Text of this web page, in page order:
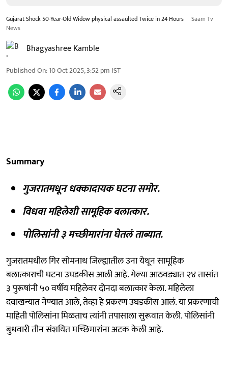
Gujarat Shock 50-Year-Old Widow physical assaulted Twice in 24 Hours
Saam Tv
News
Bhagyashree Kamble
Published On:10 Oct 2025, 3:52 pm IST
Summary
गुजरातमधून धक्कादायक घटना समोर.
विधवा महिलेशी सामूहिक बलात्कार.
पोलिसांनी ३ मच्छीमारांना घेतलं ताब्यात.
गुजरातमधील गिर सोमनाथ जिल्ह्यातील उना येथून सामूहिक
बलात्काराची घटना उघडकीस आली आहे. गेल्या आठवड्यात २४ तासांत
३ पुरूषांनी ५० वर्षीय महिलेवर दोनदा बलात्कार केला. महिलेला
दवाखन्यात नेण्यात आले, तेव्हा हे प्रकरण उघडकीस आलं. या प्रकरणाची
माहिती पोलिसांना मिळताच त्यांनी तपासाला सुरूवात केली. पोलिसांनी
बुधवारी तीन संशयित मच्छिमारांना अटक केली आहे.